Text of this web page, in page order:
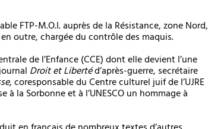
FTP-M.O.I. auprès de la Résistance, zone Nord,
outre, chargée du contrôle des maquis.
de l’Enfance (CCE) dont elle devient l’une
Droit et Libertéd’après-guerre, secrétaire
, coresponsable du Centre culturel juif de l’UJRE
la Sorbonne et à l’UNESCO un hommage à